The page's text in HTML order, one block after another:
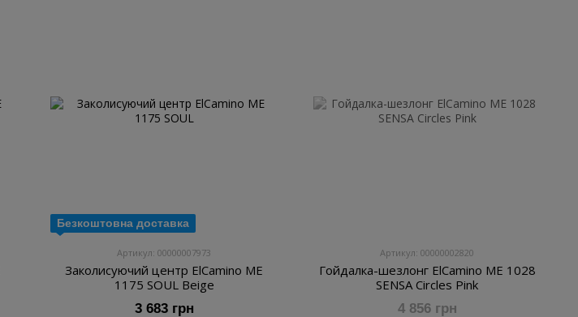
Безкоштовна доставка
Артикул: 00000007973
Заколисуючий центр ElCamino ME
1175 SOUL Beige
3 683 грн
Артикул: 00000002820
Гойдалка-шезлонг ElCamino ME 1028
SENSA Circles Pink
4 856 грн